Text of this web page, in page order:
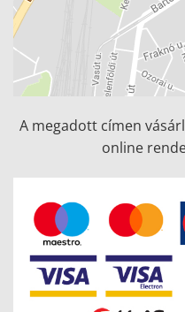
A megadott címen
online